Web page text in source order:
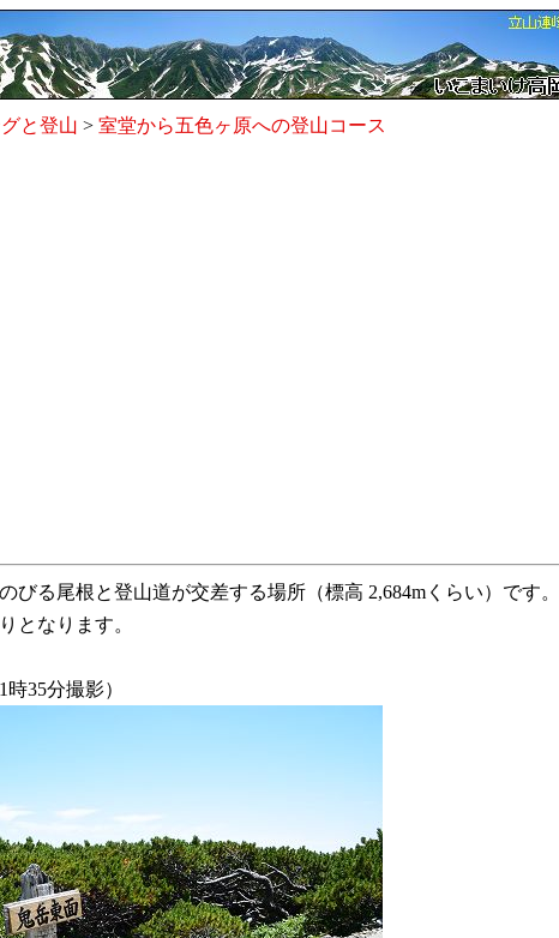
と登山 > 室堂から五色ヶ原への登山コース
びる尾根と登山道が交差する場所（標高 2,684mくらい）です。
となります。
35分撮影）